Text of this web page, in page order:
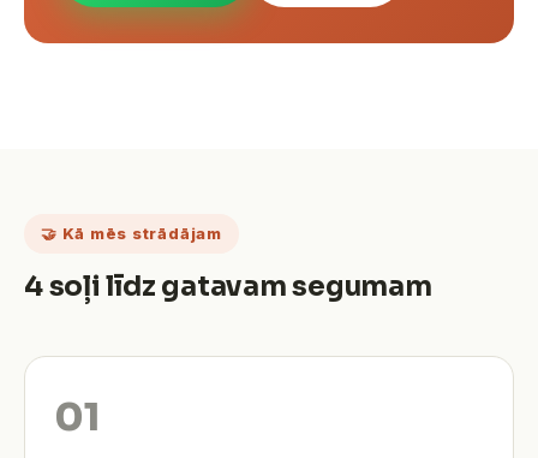
🤝 Kā mēs strādājam
4 soļi līdz gatavam segumam